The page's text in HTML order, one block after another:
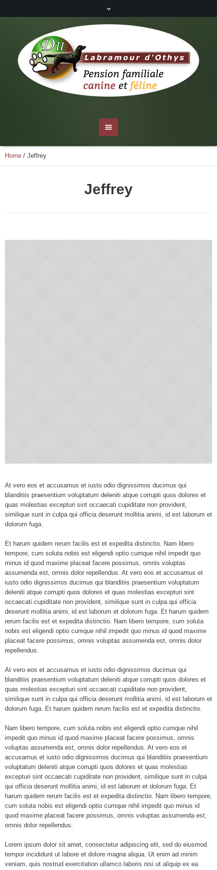
Home / Jeffrey
Jeffrey
At vero eos et accusamus et iusto odio dignissimos ducimus qui
blanditiis praesentium voluptatum deleniti atque corrupti quos dolores et
quas molestias excepturi sint occaecati cupiditate non provident,
similique sunt in culpa qui officia deserunt mollitia animi, id est laborum et
dolorum fuga.
Et harum quidem rerum facilis est et expedita distinctio. Nam libero
tempore, cum soluta nobis est eligendi optio cumque nihil impedit quo
minus id quod maxime placeat facere possimus, omnis voluptas
assumenda est, omnis dolor repellendus. At vero eos et accusamus et
iusto odio dignissimos ducimus qui blanditiis praesentium voluptatum
deleniti atque corrupti quos dolores et quas molestias excepturi sint
occaecati cupiditate non provident, similique sunt in culpa qui officia
deserunt mollitia animi, id est laborum et dolorum fuga. Et harum quidem
rerum facilis est et expedita distinctio. Nam libero tempore, cum soluta
nobis est eligendi optio cumque nihil impedit quo minus id quod maxime
placeat facere possimus, omnis voluptas assumenda est, omnis dolor
repellendus.
At vero eos et accusamus et iusto odio dignissimos ducimus qui
blanditiis praesentium voluptatum deleniti atque corrupti quos dolores et
quas molestias excepturi sint occaecati cupiditate non provident,
similique sunt in culpa qui officia deserunt mollitia animi, id est laborum et
dolorum fuga. Et harum quidem rerum facilis est et expedita distinctio.
Nam libero tempore, cum soluta nobis est eligendi optio cumque nihil
impedit quo minus id quod maxime placeat facere possimus, omnis
voluptas assumenda est, omnis dolor repellendus. At vero eos et
accusamus et iusto odio dignissimos ducimus qui blanditiis praesentium
voluptatum deleniti atque corrupti quos dolores et quas molestias
excepturi sint occaecati cupiditate non provident, similique sunt in culpa
qui officia deserunt mollitia animi, id est laborum et dolorum fuga. Et
harum quidem rerum facilis est et expedita distinctio. Nam libero tempore,
cum soluta nobis est eligendi optio cumque nihil impedit quo minus id
quod maxime placeat facere possimus, omnis voluptas assumenda est,
omnis dolor repellendus.
Lorem ipsum dolor sit amet, consectetur adipiscing elit, sed do eiusmod
tempor incididunt ut labore et dolore magna aliqua. Ut enim ad minim
veniam, quis nostrud exercitation ullamco laboris nisi ut aliquip ex ea